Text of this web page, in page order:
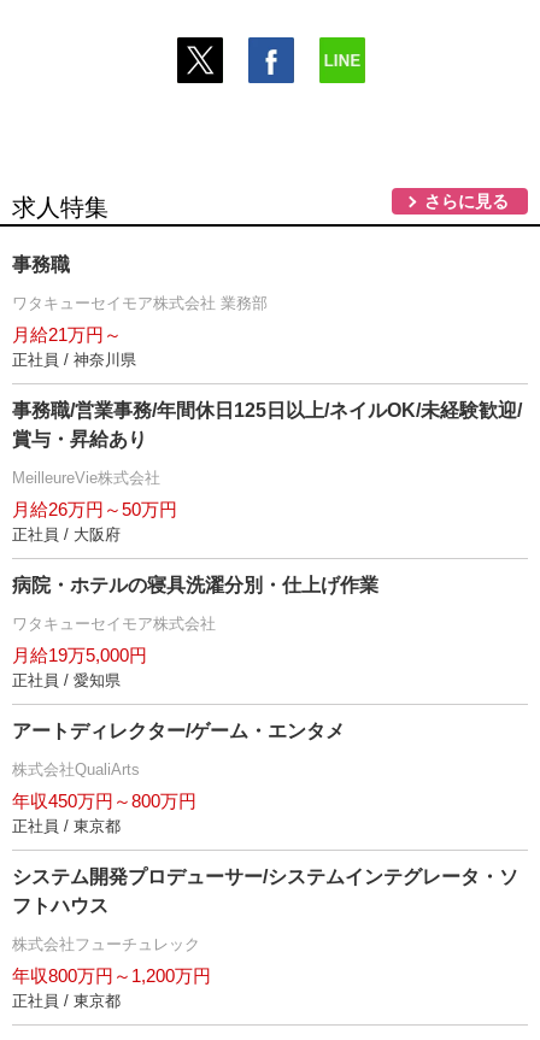
求人特集 さらに見る
事務職
ワタキューセイモア株式会社 業務部
月給21万円～
正社員 / 神奈川県
事務職/営業事務/年間休日125日以上/ネイルOK/未経験歓迎/
賞与・昇給あり
MeilleureVie株式会社
月給26万円～50万円
正社員 / 大阪府
病院・ホテルの寝具洗濯分別・仕上げ作業
ワタキューセイモア株式会社
月給19万5,000円
正社員 / 愛知県
アートディレクター/ゲーム・エンタメ
株式会社QualiArts
年収450万円～800万円
正社員 / 東京都
システム開発プロデューサー/システムインテグレータ・ソ
フトハウス
株式会社フューチュレック
年収800万円～1,200万円
正社員 / 東京都